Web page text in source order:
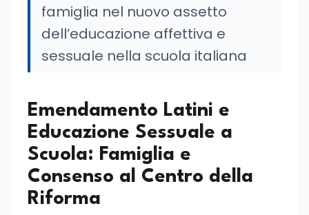
famiglia nel nuovo assetto
dell’educazione affettiva e
sessuale nella scuola italiana
Emendamento Latini e
Educazione Sessuale a
Scuola: Famiglia e
Consenso al Centro della
Riforma